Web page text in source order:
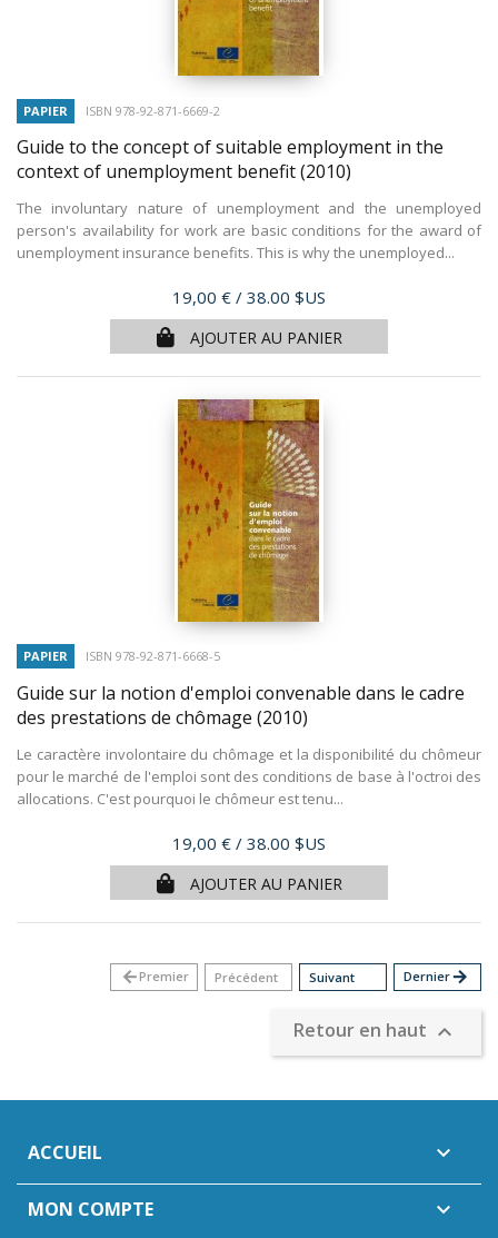
PAPIER ISBN 978-92-871-6669-2
Guide to the concept of suitable employment in the
context of unemployment benefit(2010)
The involuntary nature of unemployment and the unemployed
person's availability for work are basic conditions for the award of
unemployment insurance benefits. This is why the unemployed...
Prix
19,00 € / 38.00 $US
AJOUTER AU PANIER
PAPIER ISBN 978-92-871-6668-5
Guide sur la notion d'emploi convenable dans le cadre
des prestations de chômage (2010)
Le caractère involontaire du chômage et la disponibilité du chômeur
pour le marché de l'emploi sont des conditions de base à l'octroi des
allocations. C'est pourquoi le chômeur est tenu...
Prix
19,00 € / 38.00 $US
AJOUTER AU PANIER
arrow_backPremier Précédent Suivant Dernierarrow_forward
Retour en haut 
ACCUEIL 
MON COMPTE 